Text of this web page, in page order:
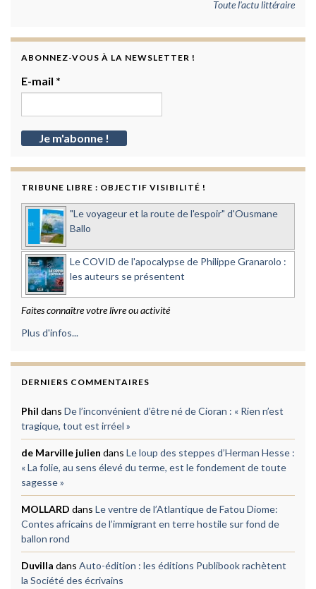
Toute l'actu littéraire
ABONNEZ-VOUS À LA NEWSLETTER !
E-mail *
TRIBUNE LIBRE : OBJECTIF VISIBILITÉ !
"Le voyageur et la route de l'espoir" d'Ousmane
Ballo
Le COVID de l'apocalypse de Philippe Granarolo :
les auteurs se présentent
Faites connaître votre livre ou activité
Plus d'infos...
DERNIERS COMMENTAIRES
Phil dans De l’inconvénient d’être né de Cioran : « Rien n’est
tragique, tout est irréel »
de Marville julien dans Le loup des steppes d’Herman Hesse :
« La folie, au sens élevé du terme, est le fondement de toute
sagesse »
MOLLARD dans Le ventre de l’Atlantique de Fatou Diome:
Contes africains de l’immigrant en terre hostile sur fond de
ballon rond
Duvilla dans Auto-édition : les éditions Publibook rachètent
la Société des écrivains